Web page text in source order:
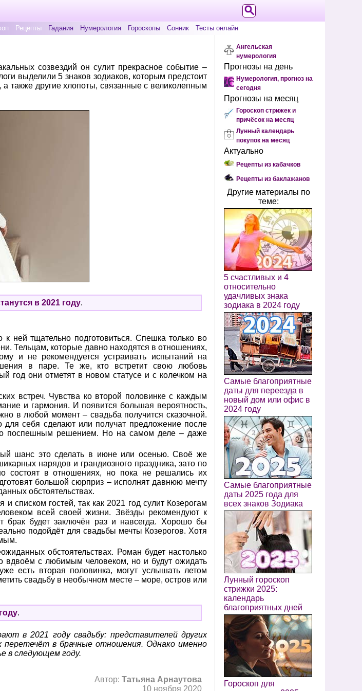
Рецепты Гадания Нумерология Гороскопы Сонник Тесты онлайн
созвездий он сулит прекрасное событие –
выделили 5 знаков зодиаков, которым предстоит
также другие хлопоты, связанные с великолепным
в 2021 году.
ней тщательно подготовиться. Спешка только во
Тельцам, которые давно находятся в отношениях,
и не рекомендуется устраивать испытаний на
в паре. Те же, кто встретит свою любовь
год они отметят в новом статусе и с колечком на
встреч. Чувства ко второй половинке с каждым
и гармония. И появится большая вероятность,
в любой момент – свадьба получится сказочной.
себя сделают или получат предложение после
поспешным решением. Но на самом деле – даже
шанс это сделать в июне или осенью. Своё же
нарядов и грандиозного праздника, зато по
состоят в отношениях, но пока не решались их
большой сюрприз – исполнят давнюю мечту
обстоятельствах.
списком гостей, так как 2021 год сулит Козерогам
всей своей жизни. Звёзды рекомендуют к
брак будет заключён раз и навсегда. Хорошо бы
подойдёт для свадьбы мечты Козерогов. Хотя
обстоятельствах. Роман будет настолько
вдвоём с любимым человеком, но и будут ожидать
есть вторая половинка, могут услышать летом
свадьбу в необычном месте – море, остров или
.
в 2021 году свадьбу: представителей других
в брачные отношения. Однако именно
в следующем году.
Автор: Татьяна Арнаутова
10 ноября 2020
Ангельская
нумерология
Прогнозы на день
Нумерология, прогноз на
сегодня
Прогнозы на месяц
Гороскоп стрижек и
причёсок на месяц
Лунный календарь
покупок на месяц
Актуально
Рецепты из кабачков
Рецепты из баклажанов
Другие материалы по
теме:
5 счастливых и 4
относительно
удачливых знака
зодиака в 2024 году
Самые благоприятные
даты для переезда в
новый дом или офис в
2024 году
Самые благоприятные
даты 2025 года для
всех знаков Зодиака
Лунный гороскоп
стрижки 2025:
календарь
благоприятных дней
Гороскоп для